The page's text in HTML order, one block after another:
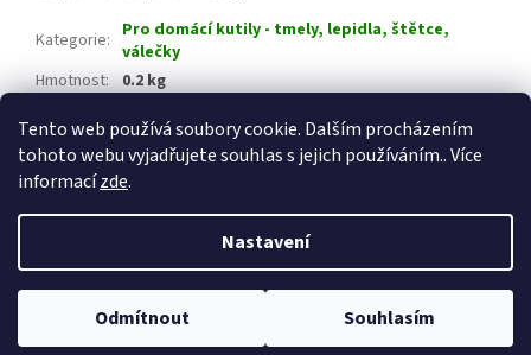
Tento web používá soubory cookie. Dalším procházením
tohoto webu vyjadřujete souhlas s jejich používáním.. Více
informacízde.
Nastavení
Odmítnout Souhlasím
Kategorie: Pro domácí kutily - tmely, lepidla, štětce,
válečky
Hmotnost: 0.2 kg
Copyright 2026CHEMICKÉ PRODUKTY Jeseník. Všechna práva